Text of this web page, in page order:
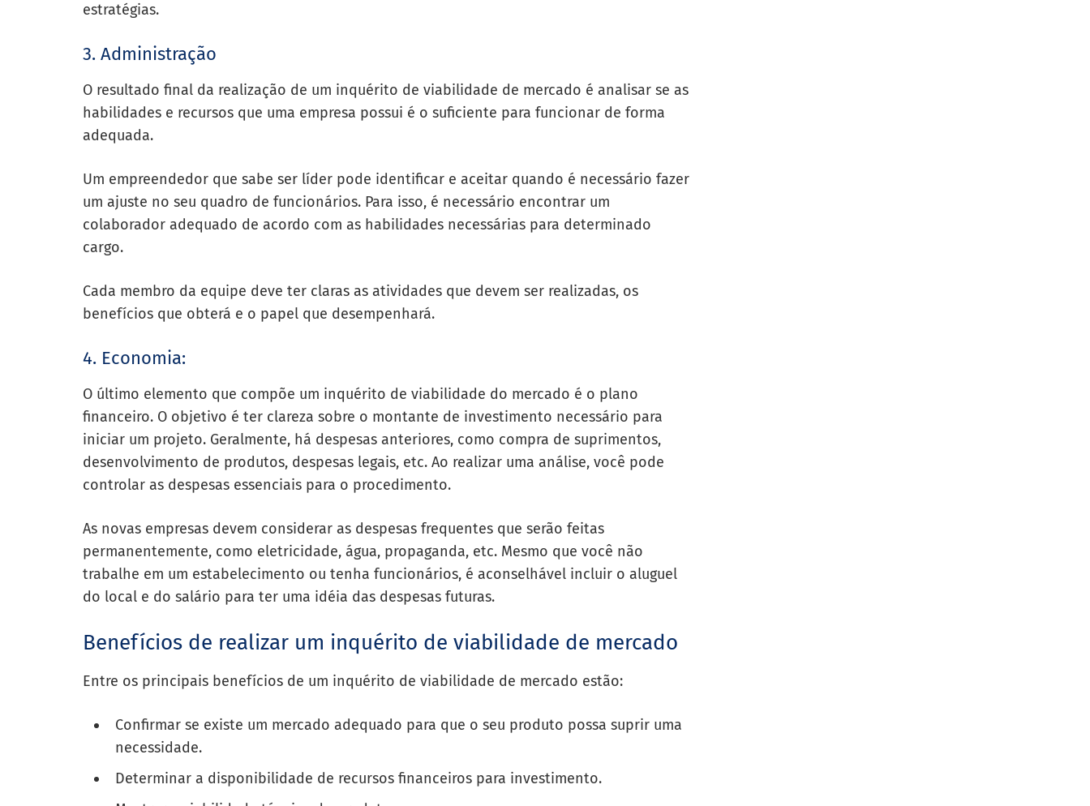
estratégias.
3. Administração
O resultado final da realização de um inquérito de viabilidade de mercado é analisar se as
habilidades e recursos que uma empresa possui é o suficiente para funcionar de forma
adequada.
Um empreendedor que sabe ser líder pode identificar e aceitar quando é necessário fazer
um ajuste no seu quadro de funcionários. Para isso, é necessário encontrar um
colaborador adequado de acordo com as habilidades necessárias para determinado
cargo.
Cada membro da equipe deve ter claras as atividades que devem ser realizadas, os
benefícios que obterá e o papel que desempenhará.
4. Economia:
O último elemento que compõe um inquérito de viabilidade do mercado é o plano
financeiro. O objetivo é ter clareza sobre o montante de investimento necessário para
iniciar um projeto. Geralmente, há despesas anteriores, como compra de suprimentos,
desenvolvimento de produtos, despesas legais, etc. Ao realizar uma análise, você pode
controlar as despesas essenciais para o procedimento.
As novas empresas devem considerar as despesas frequentes que serão feitas
permanentemente, como eletricidade, água, propaganda, etc. Mesmo que você não
trabalhe em um estabelecimento ou tenha funcionários, é aconselhável incluir o aluguel
do local e do salário para ter uma idéia das despesas futuras.
Benefícios de realizar um inquérito de viabilidade de mercado
Entre os principais benefícios de um inquérito de viabilidade de mercado estão:
Confirmar se existe um mercado adequado para que o seu produto possa suprir uma
necessidade.
Determinar a disponibilidade de recursos financeiros para investimento.